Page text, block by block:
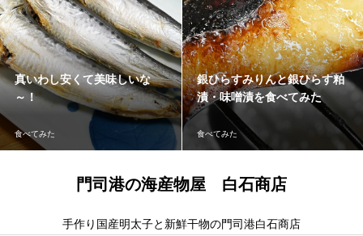
真いわし安くて美味しいな
～！
食べてみた
銀ひらすみりんと銀ひらす粕
漬・味噌漬を食べてみた
食べてみた
門司港の海産物屋 白石商店
手作り国産明太子と新鮮干物の門司港白石商店